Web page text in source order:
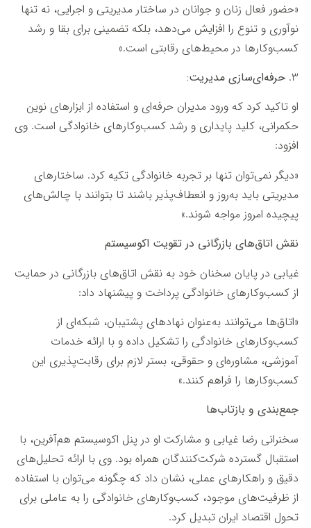
«حضور فعال زنان و جوانان در ساختار مدیریتی و اجرایی، نه تنها
نوآوری و تنوع را افزایش می‌دهد، بلکه تضمینی برای بقا و رشد
کسب‌وکارها در محیط‌های رقابتی است.»
3. حرفه‌ای‌سازی مدیریت:
او تاکید کرد که ورود مدیران حرفه‌ای و استفاده از ابزارهای نوین
حکمرانی، کلید پایداری و رشد کسب‌وکارهای خانوادگی است. وی
افزود:
«دیگر نمی‌توان تنها بر تجربه خانوادگی تکیه کرد. ساختارهای
مدیریتی باید به‌روز و انعطاف‌پذیر باشند تا بتوانند با چالش‌های
پیچیده امروز مواجه شوند.»
نقش اتاق‌های بازرگانی در تقویت اکوسیستم
غیابی در پایان سخنان خود به نقش اتاق‌های بازرگانی در حمایت
از کسب‌وکارهای خانوادگی پرداخت و پیشنهاد داد:
«اتاق‌ها می‌توانند به‌عنوان نهادهای پشتیبان، شبکه‌ای از
کسب‌وکارهای خانوادگی را تشکیل داده و با ارائه خدمات
آموزشی، مشاوره‌ای و حقوقی، بستر لازم برای رقابت‌پذیری این
کسب‌وکارها را فراهم کنند.»
جمع‌بندی و بازتاب‌ها
سخنرانی رضا غیابی و مشارکت او در پنل اکوسیستم هم‌آفرین، با
استقبال گسترده شرکت‌کنندگان همراه بود. وی با ارائه تحلیل‌های
دقیق و راهکارهای عملی، نشان داد که چگونه می‌توان با استفاده
از ظرفیت‌های موجود، کسب‌وکارهای خانوادگی را به عاملی برای
تحول اقتصاد ایران تبدیل کرد.